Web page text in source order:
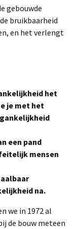
gebouwde
bruikbaarheid
en het verlengt
het
je met het
een pand
mensen
na.
we in 1972 al
de bouw meteen